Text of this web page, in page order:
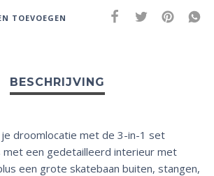
TOEVOEGEN
droomlocatie met de 3-in-1 set
met een gedetailleerd interieur met
een grote skatebaan buiten, stangen,